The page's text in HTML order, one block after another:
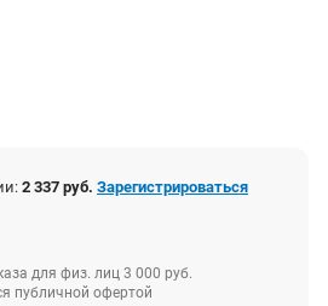
2 337 руб. Зарегистрироваться
для физ. лиц 3 000 руб.
публичной офертой